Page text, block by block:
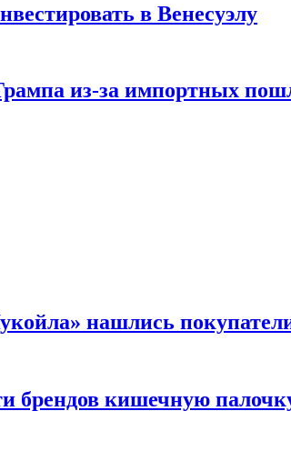
в Венесуэлу
из-за импортных
нашлись
брендов кишечную